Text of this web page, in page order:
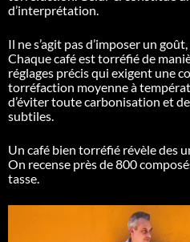
d’interprétation.
Il ne s’agit pas d’imposer un
Chaque café est torréfié de
réglages précis qui exigent une
torréfaction moyenne à
d’éviter toute carbonisation et
subtiles.
Un café bien torréfié révèle des
On recense près de 800
tasse.